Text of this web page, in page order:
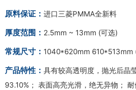
原料保证： 进口三菱PMMA全新料
厚度范围： 2.5mm ~ 13mm (可选)
常规尺寸： 1040*620mm 610*513mm
产品特性： 具有较高透明度，抛光后晶
93.10%； 表面高亮光滑，绝无异物；